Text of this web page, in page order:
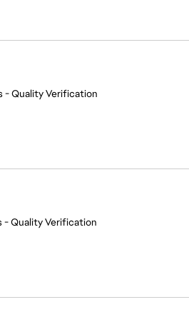
- Quality Verification
- Quality Verification